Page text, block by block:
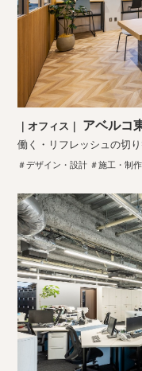
｜オフィス｜ アベルコ
働く・リフレッシュの切
＃デザイン・設計 ＃施工・制